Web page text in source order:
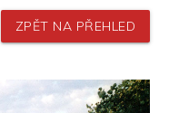
ZPĚT NA PŘEHLED